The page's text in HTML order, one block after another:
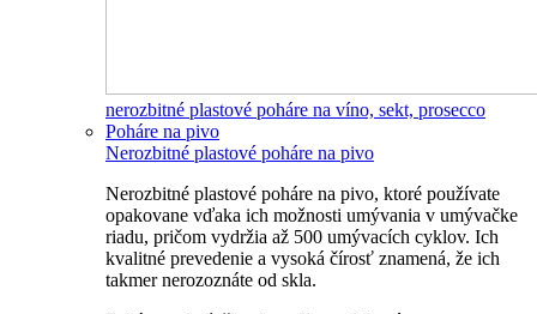
nerozbitné plastové poháre na víno, sekt, prosecco
Poháre na pivo
Nerozbitné plastové poháre na pivo
Nerozbitné plastové poháre na pivo, ktoré používate
opakovane vďaka ich možnosti umývania v umývačke
riadu, pričom vydržia až 500 umývacích cyklov. Ich
kvalitné prevedenie a vysoká čírosť znamená, že ich
takmer nerozoznáte od skla.